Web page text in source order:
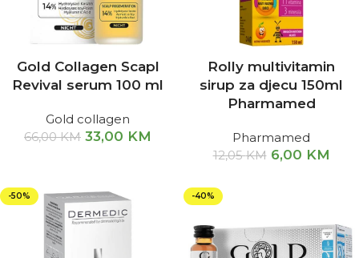
Gold Collagen Scapl
Revival serum 100 ml
Gold collagen
66,00KM 33,00 KM
Rolly multivitamin
sirup za djecu 150ml
Pharmamed
Pharmamed
12,05KM 6,00 KM
-50% -40%